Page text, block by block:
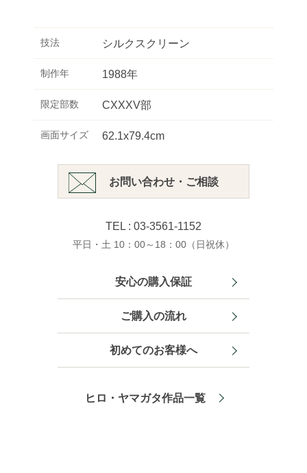
技法 シルクスクリーン
制作年 1988年
限定部数 CXXXV部
画面サイズ 62.1x79.4cm
お問い合わせ・ご相談
TEL : 03-3561-1152
平日・土 10：00～18：00（日祝休）
安心の購入保証
ご購入の流れ
初めてのお客様へ
ヒロ・ヤマガタ作品一覧